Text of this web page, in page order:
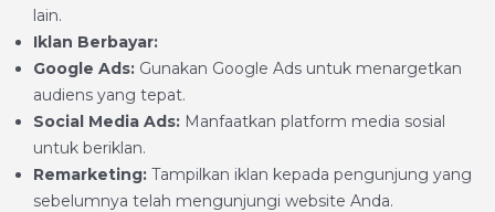
lain.
Iklan Berbayar:
Google Ads: Gunakan Google Ads untuk menargetkan
audiens yang tepat.
Social Media Ads: Manfaatkan platform media sosial
untuk beriklan.
Remarketing: Tampilkan iklan kepada pengunjung yang
sebelumnya telah mengunjungi website Anda.